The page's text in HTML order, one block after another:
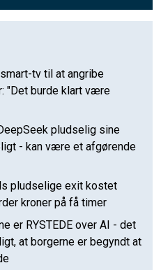
tv til at angribe
"Det burde klart være
pludselig sine
- kan være et afgørende
pludselige exit kostet
kroner på få timer
er RYSTEDE over AI - det
at borgerne er begyndt at